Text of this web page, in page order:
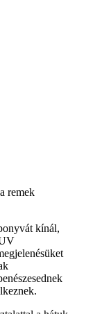
remek
kínál,